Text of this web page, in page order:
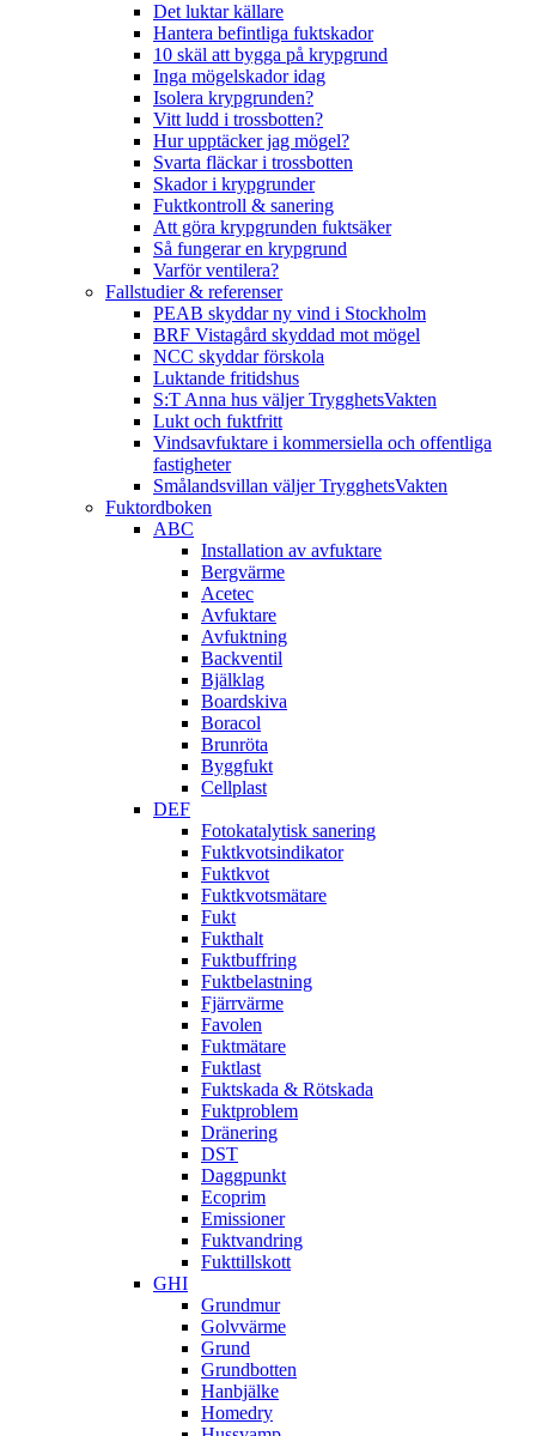
Det luktar källare
Hantera befintliga fuktskador
10 skäl att bygga på krypgrund
Inga mögelskador idag
Isolera krypgrunden?
Vitt ludd i trossbotten?
Hur upptäcker jag mögel?
Svarta fläckar i trossbotten
Skador i krypgrunder
Fuktkontroll & sanering
Att göra krypgrunden fuktsäker
Så fungerar en krypgrund
Varför ventilera?
Fallstudier & referenser
PEAB skyddar ny vind i Stockholm
BRF Vistagård skyddad mot mögel
NCC skyddar förskola
Luktande fritidshus
S:T Anna hus väljer TrygghetsVakten
Lukt och fuktfritt
Vindsavfuktare i kommersiella och offentliga
fastigheter
Smålandsvillan väljer TrygghetsVakten
Fuktordboken
ABC
Installation av avfuktare
Bergvärme
Acetec
Avfuktare
Avfuktning
Backventil
Bjälklag
Boardskiva
Boracol
Brunröta
Byggfukt
Cellplast
DEF
Fotokatalytisk sanering
Fuktkvotsindikator
Fuktkvot
Fuktkvotsmätare
Fukt
Fukthalt
Fuktbuffring
Fuktbelastning
Fjärrvärme
Favolen
Fuktmätare
Fuktlast
Fuktskada & Rötskada
Fuktproblem
Dränering
DST
Daggpunkt
Ecoprim
Emissioner
Fuktvandring
Fukttillskott
GHI
Grundmur
Golvvärme
Grund
Grundbotten
Hanbjälke
Homedry